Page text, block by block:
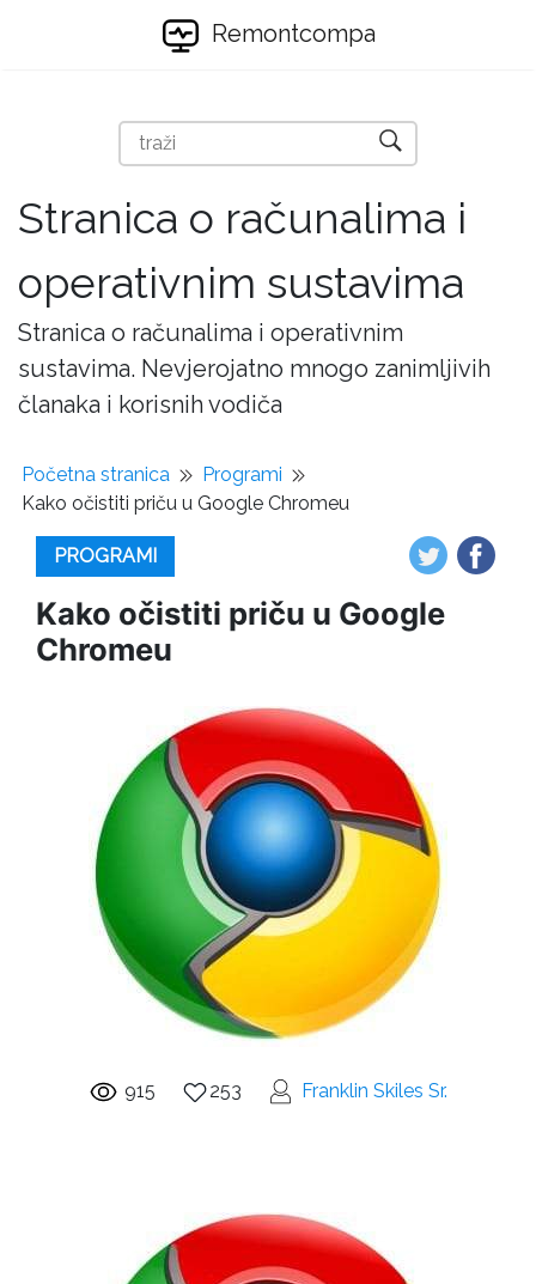
Remontcompa
Stranica o računalima i
operativnim sustavima
Stranica o računalima i operativnim
sustavima. Nevjerojatno mnogo zanimljivih
članaka i korisnih vodiča
Početna stranica
Programi
Kako očistiti priču u Google Chromeu
PROGRAMI
Kako očistiti priču u Google
Chromeu
915 253 Franklin Skiles Sr.